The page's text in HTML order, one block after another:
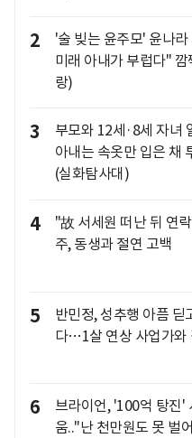
2
'술 빚는 윤주모' 윤나
미래 아내가 부럽다"
랑)
3
부모와 12세·8세 자녀
아내는 속옷만 입은 채
(실화탐사대)
4
"故 서세원 떠난 뒤 연
주, 동생과 절연 고백
5
반민정, 성추행 아픔 딛
다…1살 연상 사업가와
6
브라이언, '100억 탕진'
움.."난 천만원도 못 벌